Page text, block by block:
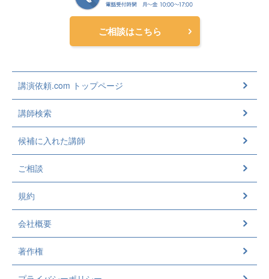
ご相談はこちら
講演依頼.com トップページ
講師検索
候補に入れた講師
ご相談
規約
会社概要
著作権